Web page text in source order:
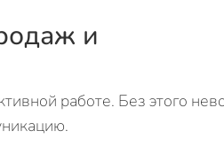
и
работе. Без этого